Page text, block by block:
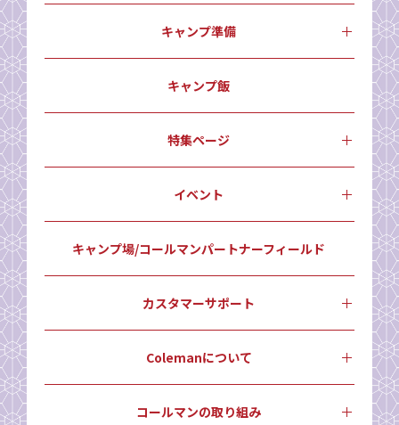
キャンプ準備
キャンプ飯
特集ページ
イベント
キャンプ場/コールマンパートナーフィールド
カスタマーサポート
Colemanについて
コールマンの取り組み